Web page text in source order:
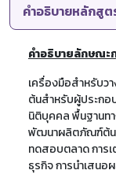
คำอธิบายหลักสูต
คำอธิบายลักษณะ
เครื่องมือสำหรับว
ต้นสำหรับผู้ประกอ
นิติบุคคล พื้นฐานท
พัฒนาผลิตภัณฑ์ต้น
ทดสอบตลาด การ
ธุรกิจ การนำเสน